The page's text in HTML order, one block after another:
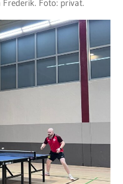
Foto: privat.